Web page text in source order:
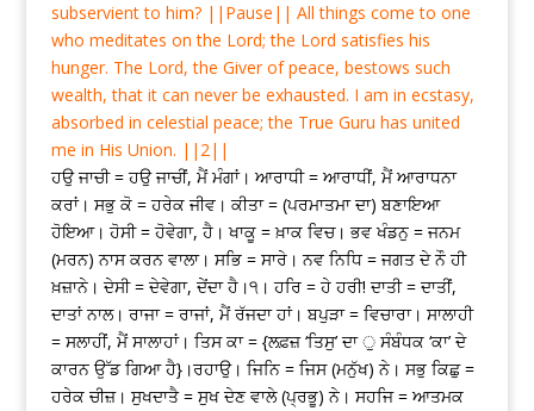
subservient to him? ||Pause|| All things come to one
who meditates on the Lord; the Lord satisfies his
hunger. The Lord, the Giver of peace, bestows such
wealth, that it can never be exhausted. I am in ecstasy,
absorbed in celestial peace; the True Guru has united
me in His Union. ||2||
ਹਉ ਜਾਚੀ = ਹਉ ਜਾਚੀਂ, ਮੈਂ ਮੰਗਾਂ। ਆਰਾਧੀ = ਆਰਾਧੀਂ, ਮੈਂ ਆਰਾਧਨਾ
ਕਰਾਂ। ਸਭੁ ਕੋ = ਹਰੇਕ ਜੀਵ। ਕੀਤਾ = (ਪਰਮਾਤਮਾ ਦਾ) ਬਣਾਇਆ
ਹੋਇਆ। ਹੋਸੀ = ਹੋਵੇਗਾ, ਹੈ। ਖਾਕੂ = ਖ਼ਾਕ ਵਿਚ। ਭਵ ਖੰਡਨੁ = ਜਨਮ
(ਮਰਨ) ਨਾਸ ਕਰਨ ਵਾਲਾ। ਸਭਿ = ਸਾਰੇ। ਨਵ ਨਿਧਿ = ਜਗਤ ਦੇ ਨੌ ਹੀ
ਖ਼ਜ਼ਾਨੇ। ਦੇਸੀ = ਦੇਵੇਗਾ, ਦੇਂਦਾ ਹੈ।੧। ਹਰਿ = ਹੇ ਹਰੀ! ਦਾਤੀ = ਦਾਤੀਂ,
ਦਾਤਾਂ ਨਾਲ। ਰਾਜਾ = ਰਾਜਾਂ, ਮੈਂ ਰੱਜਦਾ ਹਾਂ। ਬਪੁੜਾ = ਵਿਚਾਰਾ। ਸਾਲਾਹੀ
= ਸਲਾਹੀਂ, ਮੈਂ ਸਾਲਾਹਾਂ। ਤਿਸ ਕਾ = {ਲਫ਼ਜ਼ ‘ਤਿਸੁ’ ਦਾ ੁ ਸੰਬੰਧਕ ‘ਕਾ’ ਦੇ
ਕਾਰਨ ਉੱਡ ਗਿਆ ਹੈ}।ਰਹਾਉ। ਜਿਨਿ = ਜਿਸ (ਮਨੁੱਖ) ਨੇ। ਸਭੁ ਕਿਛੁ =
ਹਰੇਕ ਚੀਜ਼। ਸੁਖਦਾਤੈ = ਸੁਖ ਦੇਣ ਵਾਲੇ (ਪ੍ਰਭੂ) ਨੇ। ਸਹਜਿ = ਆਤਮਕ